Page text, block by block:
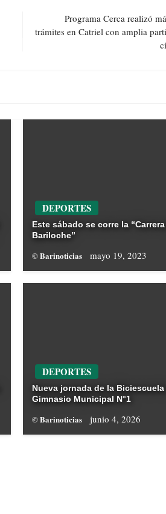
Next
Programa Cerca realizó
trámites en Catriel con amplia
DEPORTES
Este sábado se corre la
Bariloche”
© Barinoticias mayo 19, 2023
DEPORTES
Nueva jornada de la
Gimnasio Municipal N°1
© Barinoticias junio 4, 2026